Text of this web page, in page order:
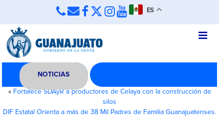
ES
NOTICIAS
« Fortalece SDAyR a productores de Celaya con la construcción de
silos
DIF Estatal Orienta a más de 38 Mil Padres de Familia Guanajuatenses.